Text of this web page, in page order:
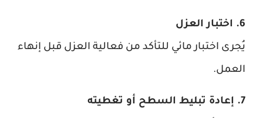
6. اختبار العزل
يُجرى اختبار مائي للتأكد من فعالية العزل قبل إنهاء
العمل.
7. إعادة تبليط السطح أو تغطيته